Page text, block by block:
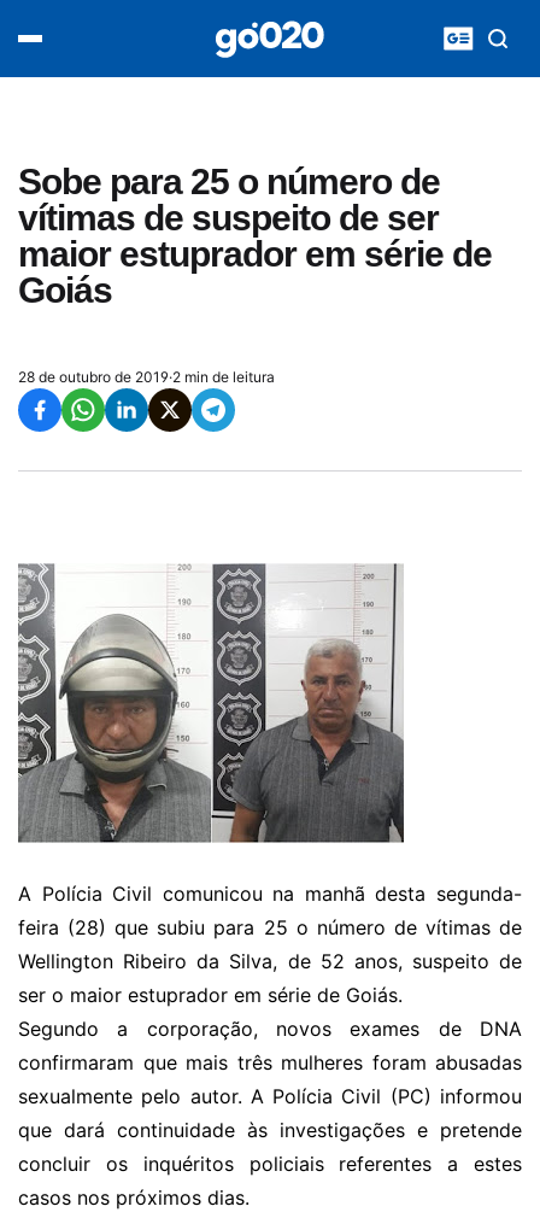
Sobe para 25 o número de
vítimas de suspeito de ser
maior estuprador em série de
Goiás
28 de outubro de 2019·2 min de leitura
A Polícia Civil comunicou na manhã desta segunda-
feira (28) que subiu para 25 o número de vítimas de
Wellington Ribeiro da Silva, de 52 anos, suspeito de
ser o maior estuprador em série de Goiás.
Segundo a corporação, novos exames de DNA
confirmaram que mais três mulheres foram abusadas
sexualmente pelo autor. A Polícia Civil (PC) informou
que dará continuidade às investigações e pretende
concluir os inquéritos policiais referentes a estes
casos nos próximos dias.
acontece agora
entretenimento
vídeos
pod020